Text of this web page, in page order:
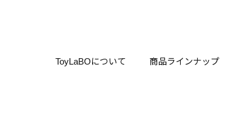
ToyLaBOについて 商品ラインナップ